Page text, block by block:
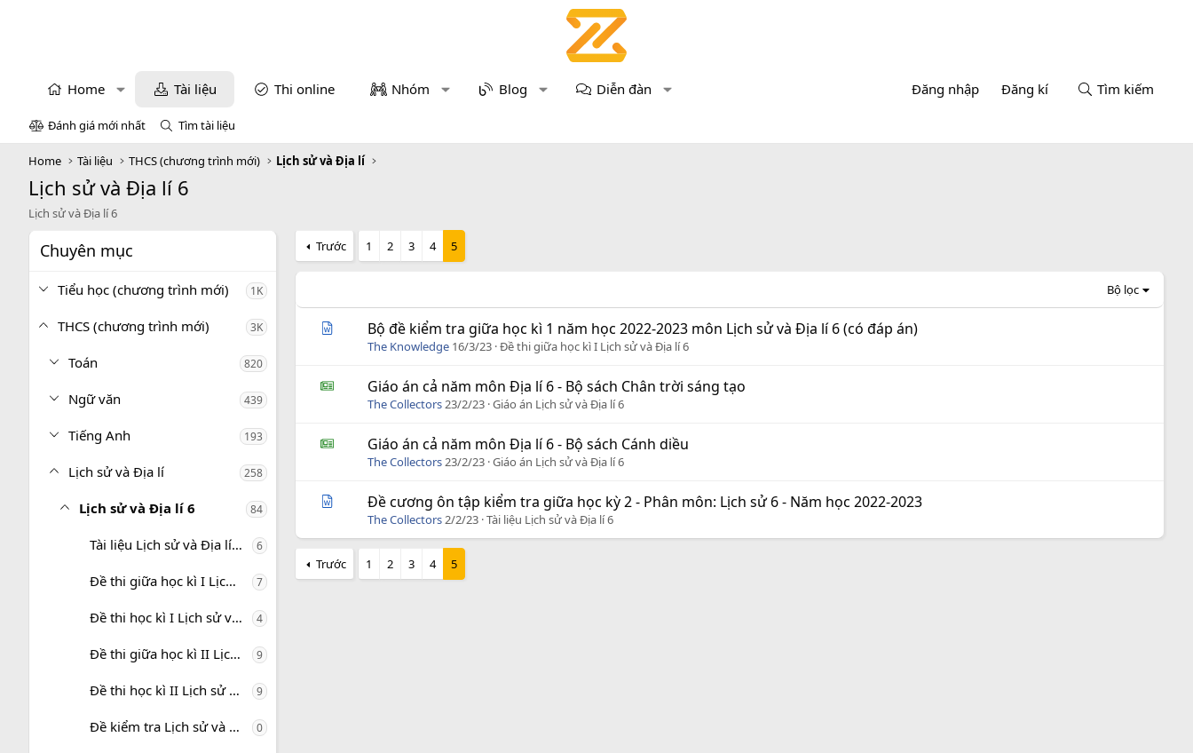
Home Tài liệu Thi online Nhóm Blog Diễn đàn Đăng nhập Đăng kí Tìm kiếm
Đánh giá mới nhất Tìm tài liệu
Home Tài liệu THCS (chương trình mới) Lịch sử và Địa lí
Lịch sử và Địa lí 6
Lịch sử và Địa lí 6
Chuyên mục
Tiểu học (chương trình mới) 1K
THCS (chương trình mới) 3K
Toán 820
Ngữ văn 439
Tiếng Anh 193
Lịch sử và Địa lí 258
Lịch sử và Địa lí 6 84
Tài liệu Lịch sử và Địa lí 6 6
Đề thi giữa học kì I Lịch sử và Địa lí 6 7
Đề thi học kì I Lịch sử và Địa lí 6 4
Đề thi giữa học kì II Lịch sử và Địa lí 6 9
Đề thi học kì II Lịch sử và Địa lí 6 9
Đề kiểm tra Lịch sử và Địa lí 6 0
Trước 1 2 3 4 5
Bộ lọc
Bộ đề kiểm tra giữa học kì 1 năm học 2022-2023 môn Lịch sử và Địa lí 6 (có đáp án)
The Knowledge 16/3/23 Đề thi giữa học kì I Lịch sử và Địa lí 6
Giáo án cả năm môn Địa lí 6 - Bộ sách Chân trời sáng tạo
The Collectors23/2/23 Giáo án Lịch sử và Địa lí 6
Giáo án cả năm môn Địa lí 6 - Bộ sách Cánh diều
The Collectors23/2/23 Giáo án Lịch sử và Địa lí 6
Đề cương ôn tập kiểm tra giữa học kỳ 2 - Phân môn: Lịch sử 6 - Năm học 2022-2023
The Collectors2/2/23 Tài liệu Lịch sử và Địa lí 6
Trước 1 2 3 4 5